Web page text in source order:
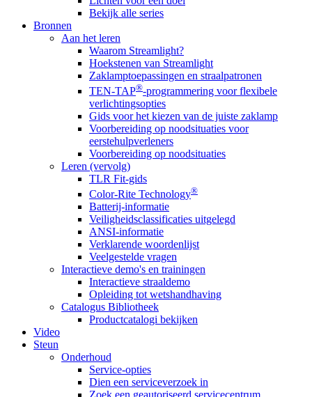
Bekijk alle series
Bronnen
Aan het leren
Waarom Streamlight?
Hoekstenen van Streamlight
Zaklamptoepassingen en straalpatronen
TEN-TAP®-programmering voor flexibele
verlichtingsopties
Gids voor het kiezen van de juiste zaklamp
Voorbereiding op noodsituaties voor
eerstehulpverleners
Voorbereiding op noodsituaties
Leren (vervolg)
TLR Fit-gids
Color-Rite Technology®
Batterij-informatie
Veiligheidsclassificaties uitgelegd
ANSI-informatie
Verklarende woordenlijst
Veelgestelde vragen
Interactieve demo's en trainingen
Interactieve straaldemo
Opleiding tot wetshandhaving
Catalogus Bibliotheek
Productcatalogi bekijken
Video
Steun
Onderhoud
Service-opties
Dien een serviceverzoek in